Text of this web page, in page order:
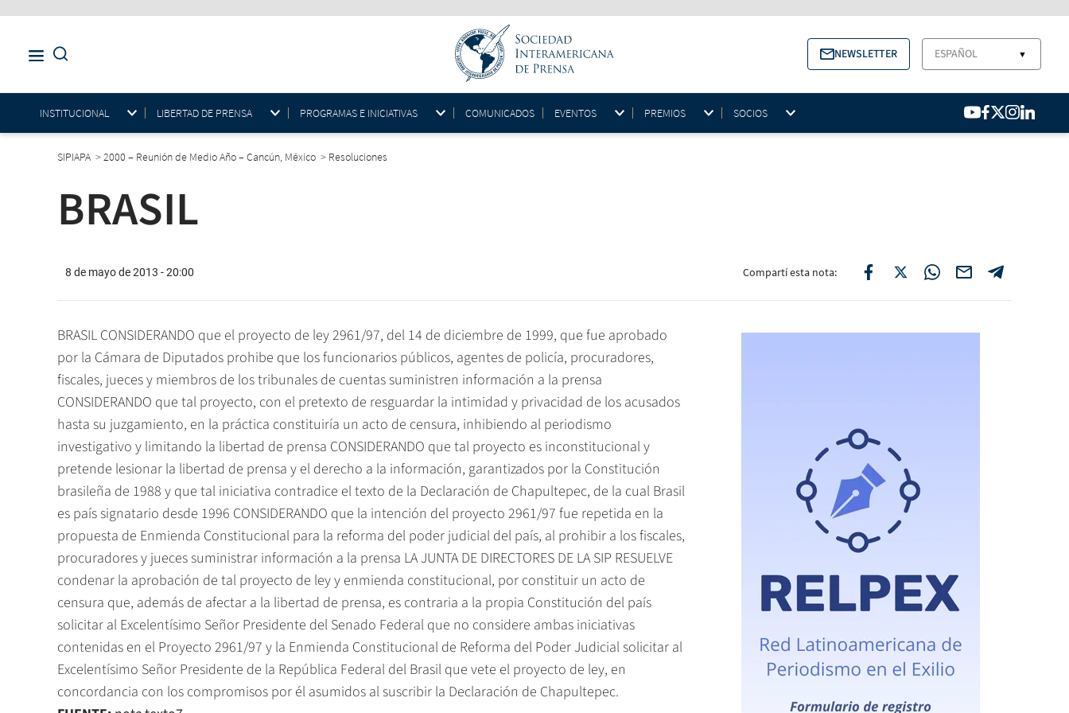
NEWSLETTER ESPAÑOL ▼
INSTITUCIONAL LIBERTAD DE PRENSA PROGRAMAS E INICIATIVAS COMUNICADOS EVENTOS PREMIOS SOCIOS
SIPIAPA >2000 – Reunión de Medio Año – Cancún, México > Resoluciones
BRASIL
8 de mayo de 2013 - 20:00 Compartí esta nota:
BRASIL CONSIDERANDO que el proyecto de ley 2961/97, del 14 de diciembre de 1999, que fue aprobado
por la Cámara de Diputados prohibe que los funcionarios públicos, agentes de policía, procuradores,
fiscales, jueces y miembros de los tribunales de cuentas suministren información a la prensa
CONSIDERANDO que tal proyecto, con el pretexto de resguardar la intimidad y privacidad de los acusados
hasta su juzgamiento, en la práctica constituiría un acto de censura, inhibiendo al periodismo
investigativo y limitando la libertad de prensa CONSIDERANDO que tal proyecto es inconstitucional y
pretende lesionar la libertad de prensa y el derecho a la información, garantizados por la Constitución
brasileña de 1988 y que tal iniciativa contradice el texto de la Declaración de Chapultepec, de la cual Brasil
es país signatario desde 1996 CONSIDERANDO que la intención del proyecto 2961/97 fue repetida en la
propuesta de Enmienda Constitucional para la reforma del poder judicial del país, al prohibir a los fiscales,
procuradores y jueces suministrar información a la prensa LA JUNTA DE DIRECTORES DE LA SIP RESUELVE
condenar la aprobación de tal proyecto de ley y enmienda constitucional, por constituir un acto de
censura que, además de afectar a la libertad de prensa, es contraria a la propia Constitución del país
solicitar al Excelentísimo Señor Presidente del Senado Federal que no considere ambas iniciativas
contenidas en el Proyecto 2961/97 y la Enmienda Constitucional de Reforma del Poder Judicial solicitar al
Excelentísimo Señor Presidente de la República Federal del Brasil que vete el proyecto de ley, en
concordancia con los compromisos por él asumidos al suscribir la Declaración de Chapultepec.